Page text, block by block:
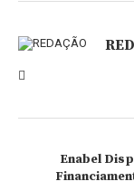
Enabel